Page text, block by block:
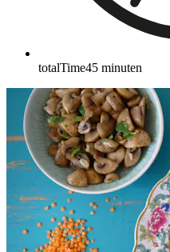
totalTime45 minuten